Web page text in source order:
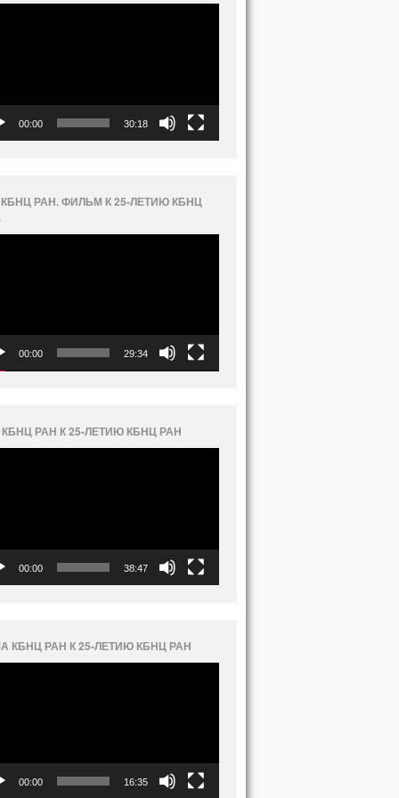
00:00 30:18
РАН. ФИЛЬМ К 25-ЛЕТИЮ КБНЦ
00:00 29:34
РАН К 25-ЛЕТИЮ КБНЦ РАН
00:00 38:47
КБНЦ РАН К 25-ЛЕТИЮ КБНЦ РАН
00:00 16:35